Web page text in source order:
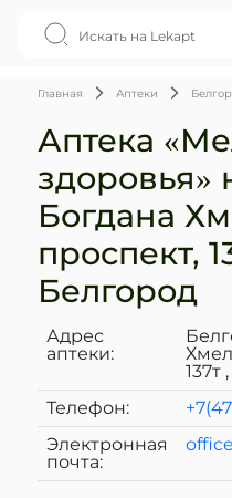
Главная Аптеки
Аптека
здоровья»
Богдана
проспект,
Белгород
Адрес
аптеки:
137т
Телефон:
Электронная
почта: